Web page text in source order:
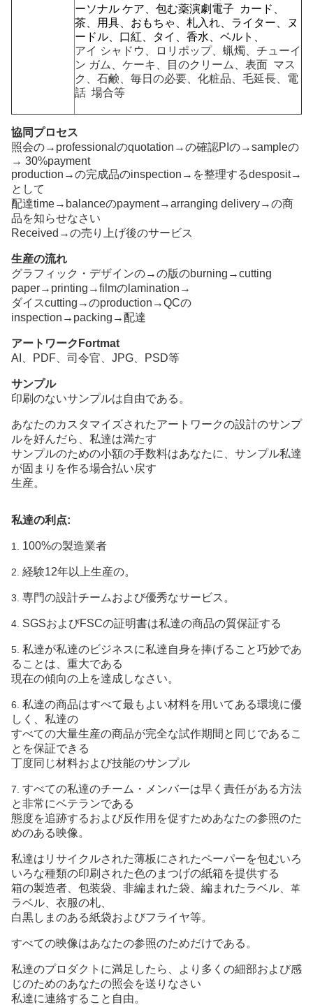
ーソナル ケア、包む薬演劇電子 カード、
茶、用具、おもちゃ、札入れ、ライター、ヌ
ードル、口紅、タイ、香水、ベルト、
アイ シャドウ、ロリポップ、蝋燭、チューイ
ン ガム、ケーキ、目のクリーム、表面 マス
ク、石鹸、毎日の必要、化粧品、 毛延長、電
話 場合等
協同プロセス
照会の→professionalのquotation→の確認PIの→sampleの
→ 30%payment
production→の完成品のinspection→を整理するdesposit→
として
配達time→balanceのpayment→arranging delivery→の商
品を知らせなさい
Received→の売り上げ後のサービス
生産の流れ
グラフィック・デザインの→の版のburning→cutting
paper→printing→filmのlamination→
ダイスcutting→のproduction→QCの
inspection→packing→配達
アートワークFortmat
AI、PDF、司令官、JPG、PSD等
サンプル
印刷のないサンプルは自由である。
あなたのカスタマイズされたアートワークの設計のサンプ
ルを好んだら、私達は満たす
サンプルのための小額の手数料はあなたに、サンプル私達
が固まりを作る場合払い戻す
生産。
私達の利点:
1. 100%の製造業者
2. 経験12年以上生産の。
3. 専門の設計チームおよび優秀なサービス。
4. SGSおよびFSCの証明書は私達の商品の質保証する
5. 私達が私達のビジネスに私達自身を捧げること巧妙であ
ることは、重大である
現在の傾向の上を達成しなさい。
6. 私達の商品はすべて最もよい材料を用いてある環境に優
しく、私達の
すべての大量生産の商品が完全な試作期間と同じであるこ
とを保証できる
丁度同じ材料および技能のサンプル
7. すべての私達のチーム・メンバーは早く責任がある方法
と非常にベテランである
態度を追跡するおよび反作用を促すためあなたの参照のた
めのある映像。
私達はリサイクルされた薄板にされたペーパーを包むいろ
いろな種類の印刷された色のまつげの紙箱を提供する
箱の製造者
包装袋、 非編まれた袋、 編まれたラベル、 革
ラベル、衣服の札、
白黒しまのある紙袋およびフライヤ等。
すべての映像はあなたの参照のためだけである。
私達のプロダクトに満足したら、より多くの細部および感
じのためのあなたの照会を送りなさい
私達に連絡すること自由。